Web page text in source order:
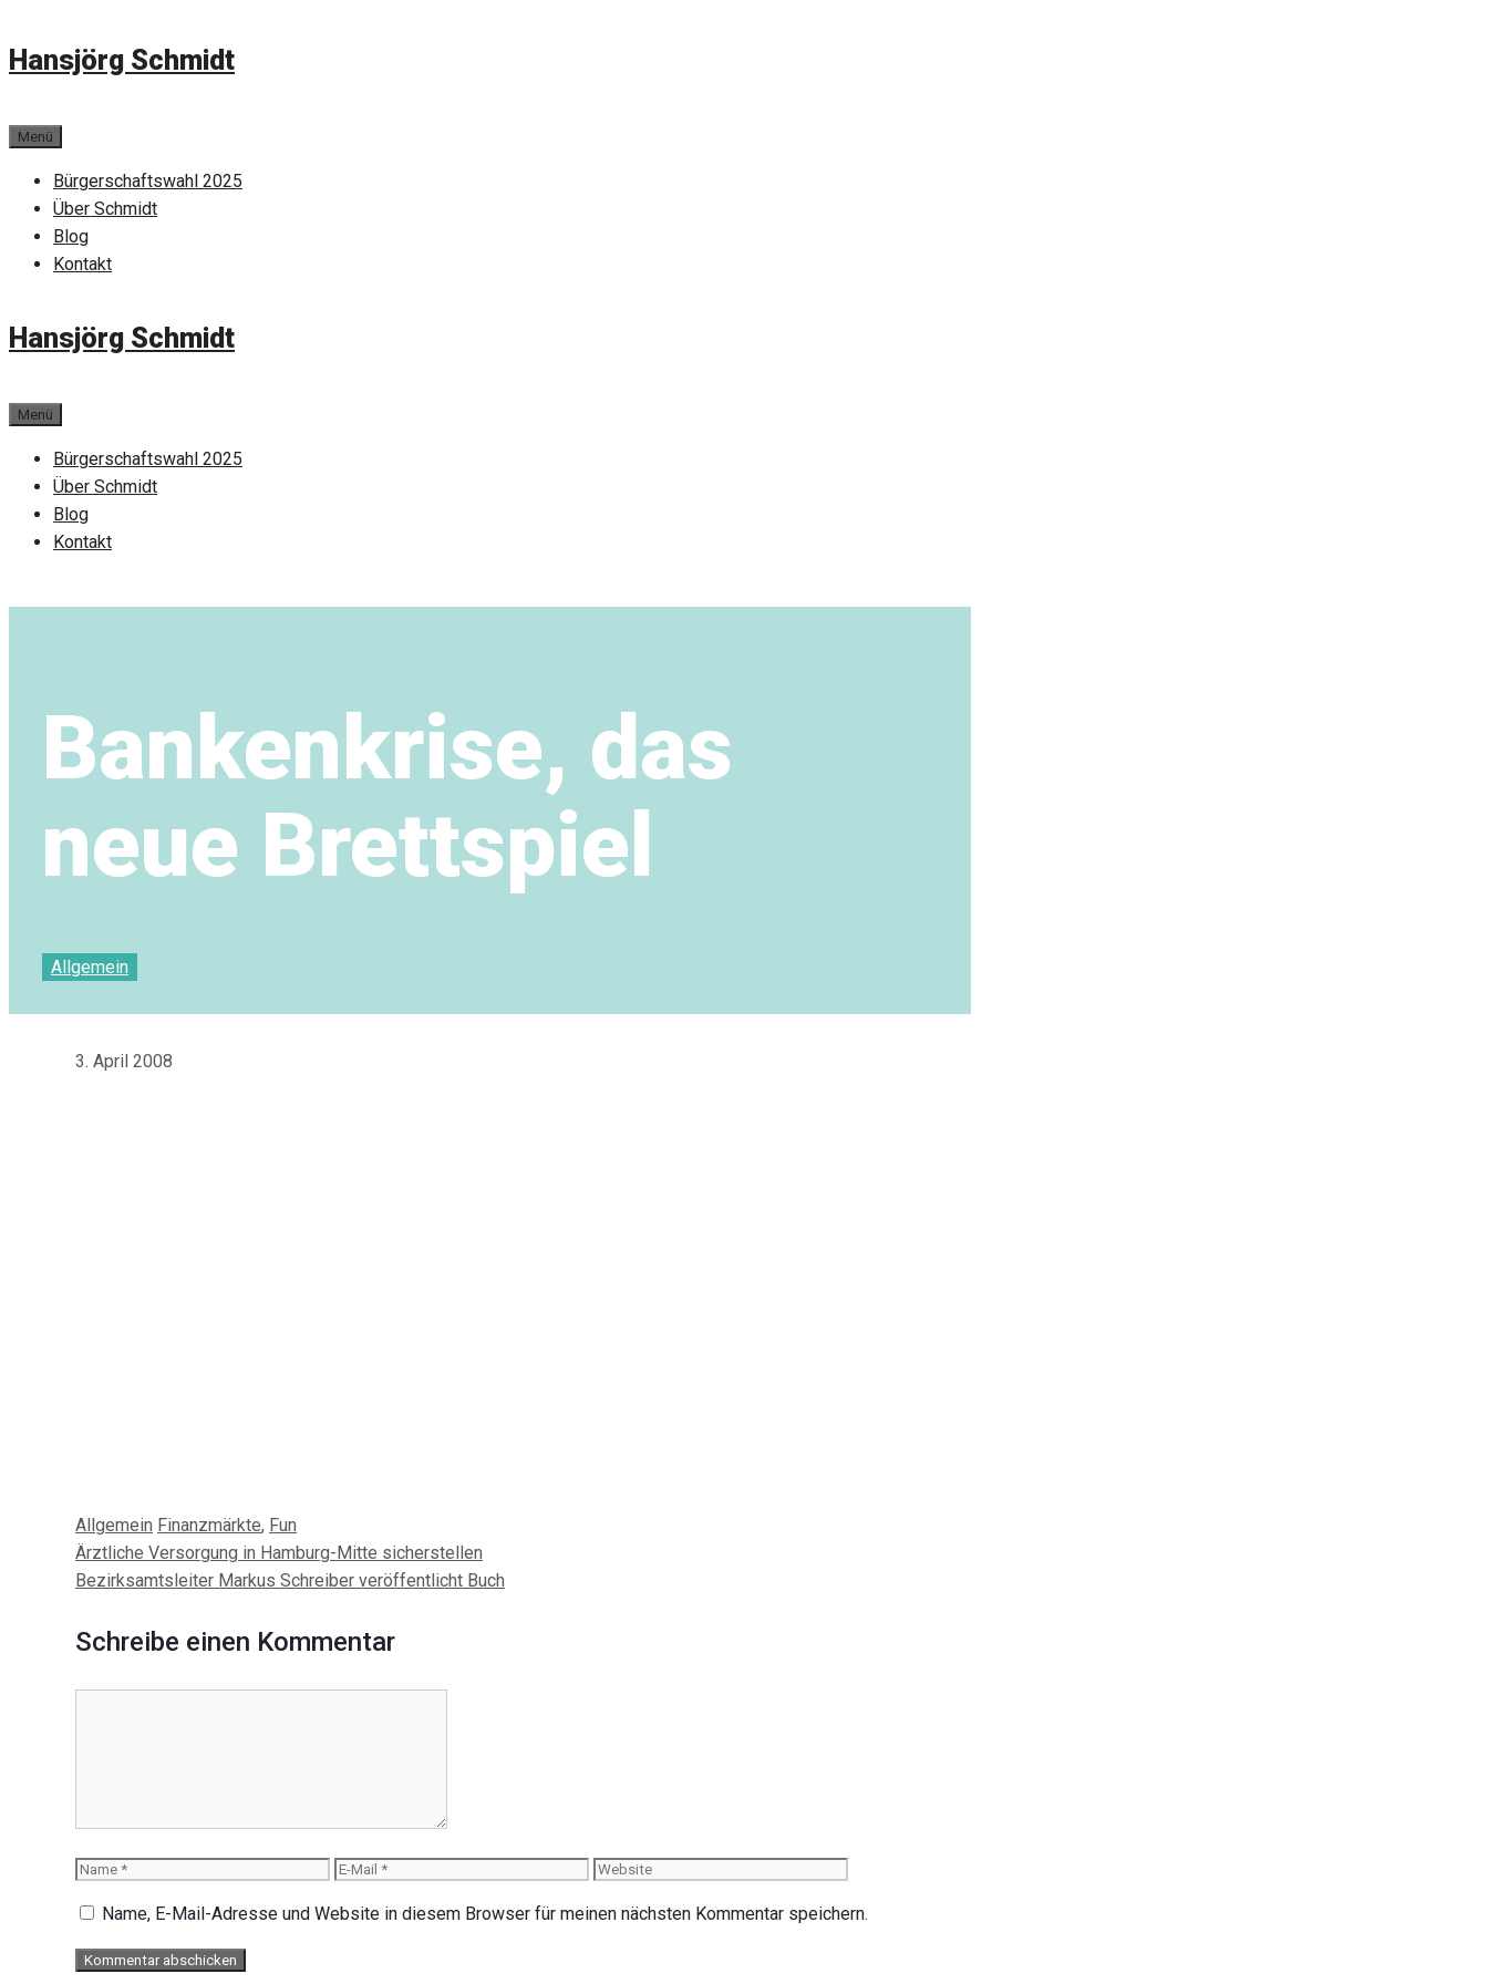
Inhalt
Hansjörg Schmidt
Menü
Bürgerschaftswahl 2025
Über Schmidt
Blog
Kontakt
Hansjörg Schmidt
Menü
Bürgerschaftswahl 2025
Über Schmidt
Blog
Kontakt
Bankenkrise, das
neue Brettspiel
Allgemein
3. April 2008
Kategorien
Allgemein Schlagwörter
Finanzmärkte, Fun
Beitrags-
Navigation
Ärztliche Versorgung in Hamburg-Mitte sicherstellen
Bezirksamtsleiter Markus Schreiber veröffentlicht Buch
Schreibe einen Kommentar
Name
E-
Website
Name, E-Mail-Adresse und Website in diesem Browser für meinen nächsten Kommentar speichern.